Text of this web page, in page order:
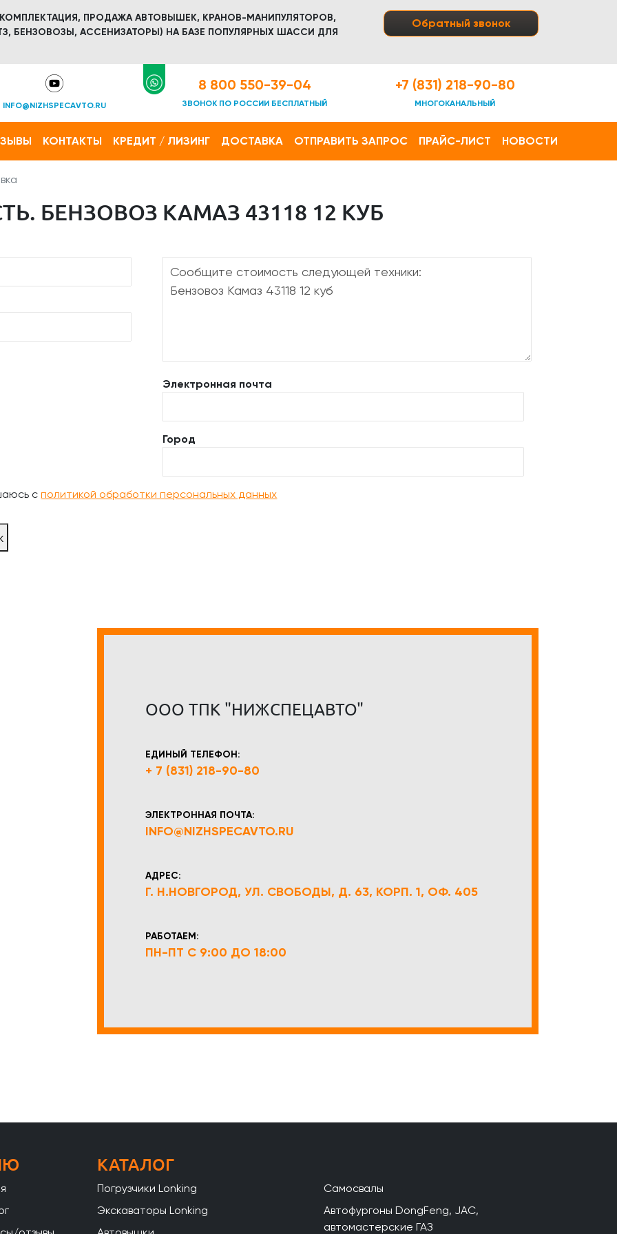
ПРОДАЖА АВТОВЫШЕК, КРАНОВ-МАНИПУЛЯТОРОВ,
БЕНЗОВОЗЫ, АССЕНИЗАТОРЫ) НА БАЗЕ ПОПУЛЯРНЫХ ШАССИ ДЛЯ
Обратный звонок
INFO@NIZHSPECAVTO.RU
8 800 550-39-04
ЗВОНОК ПО РОССИИ БЕСПЛАТНЫЙ
+7 (831) 218-90-80
МНОГОКАНАЛЬНЫЙ
КОНТАКТЫ КРЕДИТ / ЛИЗИНГ ДОСТАВКА ОТПРАВИТЬ ЗАПРОС ПРАЙС-ЛИСТ НОВОСТИ
БЕНЗОВОЗ КАМАЗ 43118 12 КУБ
Электронная почта
Город
сполитикой обработки персональных данных
ООО ТПК "НИЖСПЕЦАВТО"
ЕДИНЫЙ ТЕЛЕФОН:
+ 7 (831) 218-90-80
ЭЛЕКТРОННАЯ ПОЧТА:
INFO@NIZHSPECAVTO.RU
АДРЕС:
Г. Н.НОВГОРОД, УЛ. СВОБОДЫ, Д. 63, КОРП. 1, ОФ. 405
РАБОТАЕМ:
ПН-ПТ С 9:00 ДО 18:00
КАТАЛОГ
Погрузчики Lonking
Экскаваторы Lonking
Самосвалы
Автофургоны DongFeng, JAC,
автомастерские ГАЗ